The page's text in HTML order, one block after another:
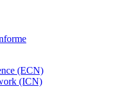
(ECN)
(ICN)